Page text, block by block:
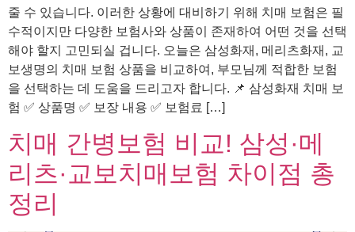
줄 수 있습니다. 이러한 상황에 대비하기 위해 치매 보험은 필
수적이지만 다양한 보험사와 상품이 존재하여 어떤 것을 선택
해야 할지 고민되실 겁니다. 오늘은 삼성화재, 메리츠화재, 교
보생명의 치매 보험 상품을 비교하여, 부모님께 적합한 보험
을 선택하는 데 도움을 드리고자 합니다. 📌 삼성화재 치매 보
험 ✅ 상품명 ✅ 보장 내용 ✅ 보험료 […]
치매 간병보험 비교! 삼성·메
리츠·교보치매보험 차이점 총
정리